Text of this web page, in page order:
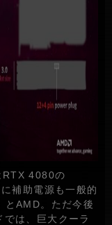
RTX 4080の
補助電源も一般的
とAMD。ただ今後
は、巨大クーラ